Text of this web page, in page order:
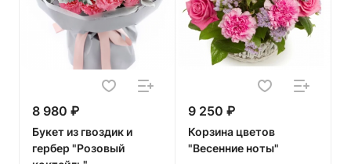
8 980 ₽
Букет из гвоздик и
гербер "Розовый
9 250 ₽
Корзина цветов
"Весенние ноты"